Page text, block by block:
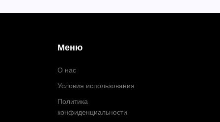
Меню
О нас
Условия использования
Политика
конфиденциальности